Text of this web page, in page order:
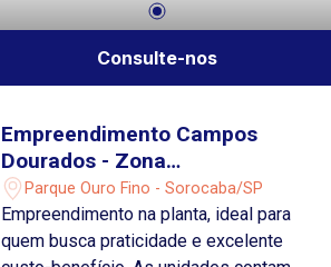
Consulte-nos
Empreendimento Campos
Dourados - Zona
Oeste/Sorocaba
Parque Ouro Fino - Sorocaba/SP
Empreendimento na planta, ideal para
quem busca praticidade e excelente